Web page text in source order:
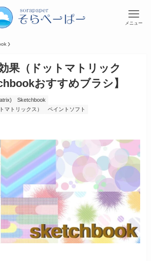
メニュー
果（ドットマトリック
おすすめブラシ】
Sketchbook
マトリックス）
ペイントソフト